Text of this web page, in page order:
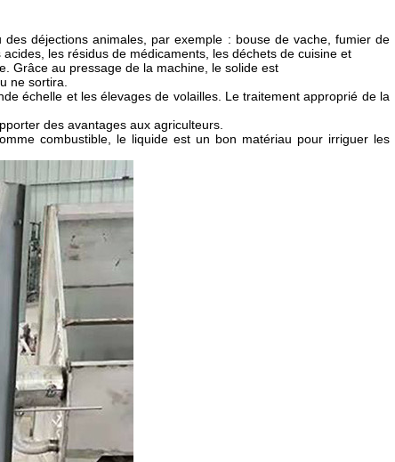
déjections animales, par exemple : bouse de vache, fumier de
les résidus de médicaments, les déchets de cuisine et
Grâce au pressage de la machine, le solide est
ne sortira.
échelle et les élevages de volailles. Le traitement approprié de la
des avantages aux agriculteurs.
combustible, le liquide est un bon matériau pour irriguer les